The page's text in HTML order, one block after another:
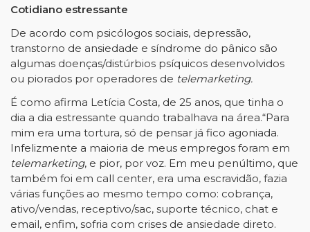
Cotidiano estressante
De acordo com psicólogos sociais, depressão,
transtorno de ansiedade e síndrome do pânico são
algumas doenças/distúrbios psíquicos desenvolvidos
ou piorados por operadores de telemarketing.
É como afirma Letícia Costa, de 25 anos, que tinha o
dia a dia estressante quando trabalhava na área.“Para
mim era uma tortura, só de pensar já fico agoniada.
Infelizmente a maioria de meus empregos foram em
telemarketing, e pior, por voz. Em meu penúltimo, que
também foi em call center, era uma escravidão, fazia
várias funções ao mesmo tempo como: cobrança,
ativo/vendas, receptivo/sac, suporte técnico, chat e
email, enfim, sofria com crises de ansiedade direto.